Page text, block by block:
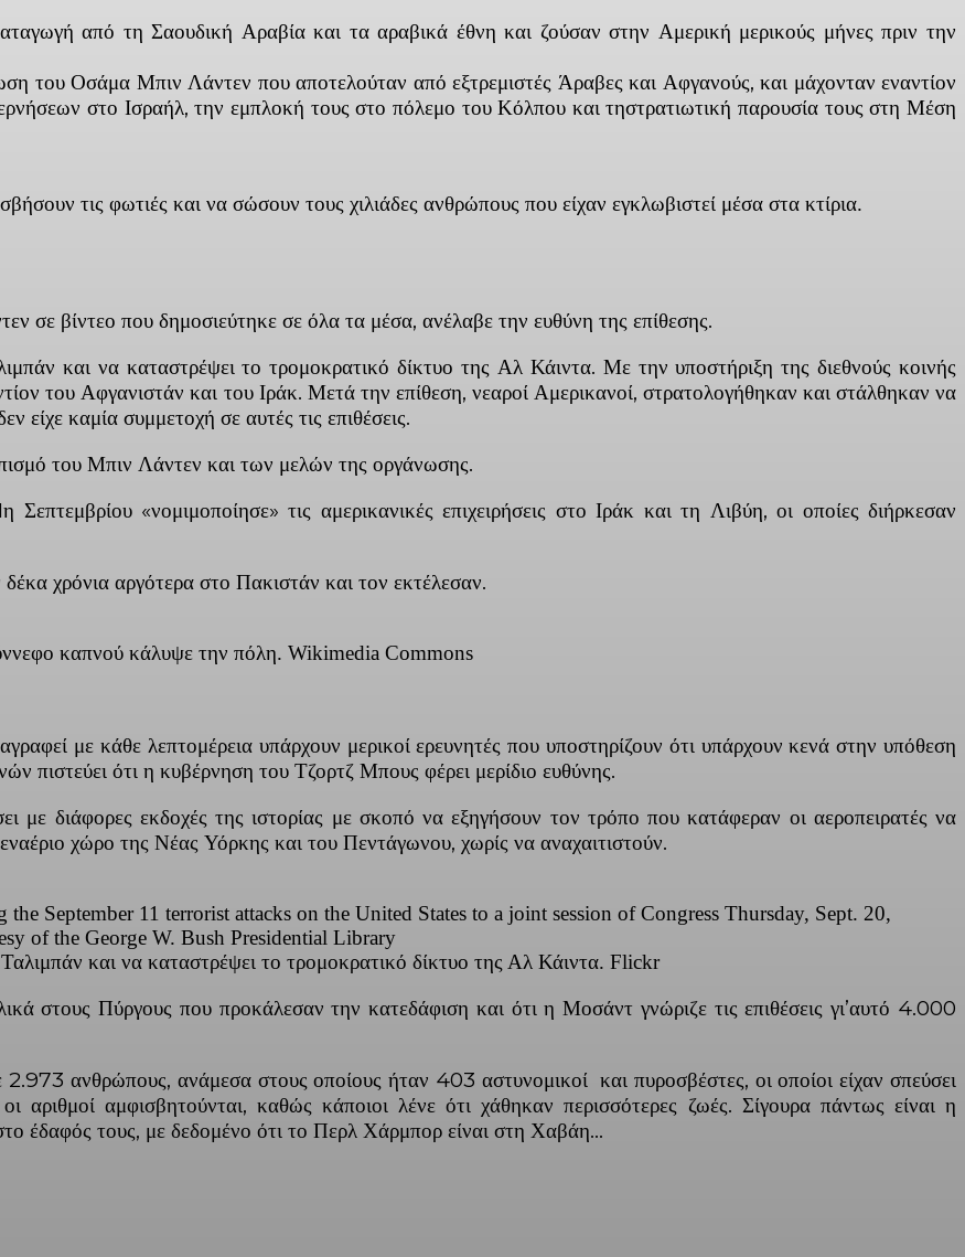
από τη Σαουδική Αραβία και τα αραβικά έθνη και ζούσαν στην Αμερική μερικούς μήνες πριν την
του Οσάμα Μπιν Λάντεν που αποτελούταν από εξτρεμιστές Άραβες και Αφγανούς, και μάχονταν εναντίον
στο Ισραήλ, την εμπλοκή τους στο πόλεμο του Κόλπου και τηστρατιωτική παρουσία τους στη Μέση
τις φωτιές και να σώσουν τους χιλιάδες ανθρώπους που είχαν εγκλωβιστεί μέσα στα κτίρια.
σε βίντεο που δημοσιεύτηκε σε όλα τα μέσα, ανέλαβε την ευθύνη της επίθεσης.
και να καταστρέψει το τρομοκρατικό δίκτυο της Αλ Κάιντα. Με την υποστήριξη της διεθνούς κοινής
του Αφγανιστάν και του Ιράκ. Μετά την επίθεση, νεαροί Αμερικανοί, στρατολογήθηκαν και στάλθηκαν να
καμία συμμετοχή σε αυτές τις επιθέσεις.
του Μπιν Λάντεν και των μελών της οργάνωσης.
«νομιμοποίησε» τις αμερικανικές επιχειρήσεις στο Ιράκ και τη Λιβύη, οι οποίες διήρκεσαν
χρόνια αργότερα στο Πακιστάν και τον εκτέλεσαν.
καπνού κάλυψε την πόλη. Wikimedia Commons
με κάθε λεπτομέρεια υπάρχουν μερικοί ερευνητές που υποστηρίζουν ότι υπάρχουν κενά στην υπόθεση
πιστεύει ότι η κυβέρνηση του Τζορτζ Μπους φέρει μερίδιο ευθύνης.
με διάφορες εκδοχές της ιστορίας με σκοπό να εξηγήσουν τον τρόπο που κατάφεραν οι αεροπειρατές να
χώρο της Νέας Υόρκης και του Πεντάγωνου, χωρίς να αναχαιτιστούν.
September 11 terrorist attacks on the United States to a joint session of Congress Thursday, Sept. 20,
of the George W. Bush Presidential Library
και να καταστρέψει το τρομοκρατικό δίκτυο της Αλ Κάιντα. Flickr
στους Πύργους που προκάλεσαν την κατεδάφιση και ότι η Μοσάντ γνώριζε τις επιθέσεις γι’αυτό 4.000
ανθρώπους, ανάμεσα στους οποίους ήταν 403 αστυνομικοί και πυροσβέστες, οι οποίοι είχαν σπεύσει
αμφισβητούνται, καθώς κάποιοι λένε ότι χάθηκαν περισσότερες ζωές. Σίγουρα πάντως είναι η
έδαφός τους, με δεδομένο ότι το Περλ Χάρμπορ είναι στη Χαβάη…